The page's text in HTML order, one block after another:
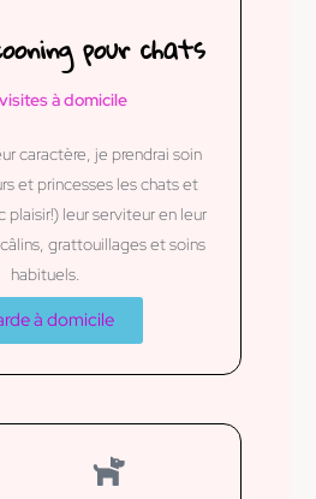
pour chats
à domicile
caractère, je prendrai soin
et princesses les chats et
plaisir!) leur serviteur en leur
grattouillages et soins
habituels.
à domicile